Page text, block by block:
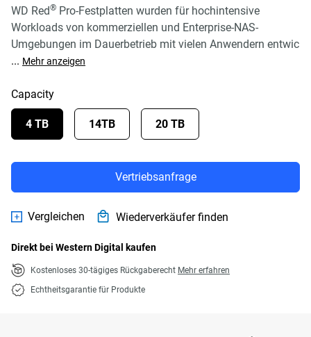
WD Red® Pro-Festplatten wurden für hochintensive
Workloads von kommerziellen und Enterprise-NAS-
Umgebungen im Dauerbetrieb mit vielen Anwendern entwic
... Mehr anzeigen
Capacity
4 TB 14TB 20 TB
Vertriebsanfrage
Vergleichen Wiederverkäufer finden
Direkt bei Western Digital kaufen
Kostenloses 30-tägiges Rückgaberecht Mehr erfahren
Echtheitsgarantie für Produkte